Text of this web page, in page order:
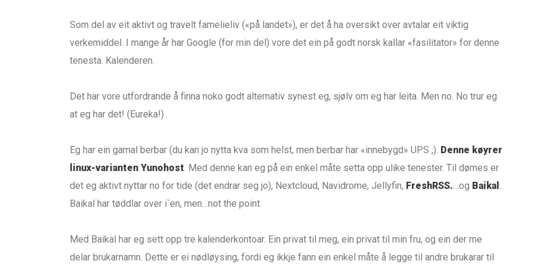
Som del av eit aktivt og travelt famelieliv («på landet»), er det å ha oversikt over avtalar eit viktig
verkemiddel. I mange år har Google (for min del) vore det ein på godt norsk kallar «fasilitator» for denne
tenesta. Kalenderen.
Det har vore utfordrande å finna noko godt alternativ synest eg, sjølv om eg har leita. Men no. No trur eg
at eg har det! (Eureka!)
Eg har ein gamal berbar (du kan jo nytta kva som helst, men berbar har «innebygd» UPS ;). Denne køyrer
linux-varianten Yunohost. Med denne kan eg på ein enkel måte setta opp ulike tenester. Til dømes er
det eg aktivt nyttar no for tide (det endrar seg jo), Nextcloud, Navidrome, Jellyfin, FreshRSS.…og Baikal .
Baikal har tøddlar over i`en, men…not the point.
Med Baikal har eg sett opp tre kalenderkontoar. Ein privat til meg, ein privat til min fru, og ein der me
delar brukarnamn. Dette er ei nødløysing, fordi eg ikkje fann ein enkel måte å legge til andre brukarar til